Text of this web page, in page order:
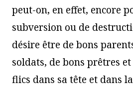
peut-on, en effet, encore
subversion ou de
désire être de bons
soldats, de bons prêtres
flics dans sa tête et dans